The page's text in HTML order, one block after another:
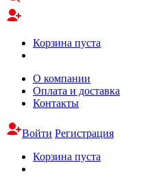
Корзина пуста
О компании
Оплата и доставка
Контакты
Войти Регистрация
Корзина пуста